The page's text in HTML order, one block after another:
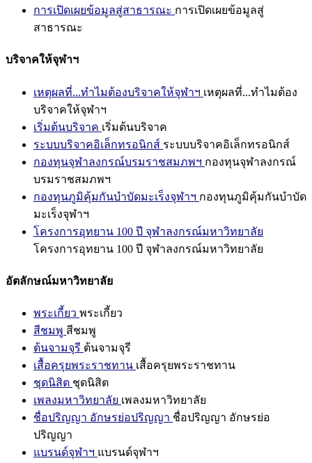
การเปิดเผยข้อมูลสู่สาธารณะ การเปิดเผยข้อมูลสู่
สาธารณะ
บริจาคให้จุฬาฯ
เหตุผลที่...ทำไมต้องบริจาคให้จุฬาฯ เหตุผลที่...ทำไมต้อง
บริจาคให้จุฬาฯ
เริ่มต้นบริจาค เริ่มต้นบริจาค
ระบบบริจาคอิเล็กทรอนิกส์ ระบบบริจาคอิเล็กทรอนิกส์
กองทุนจุฬาลงกรณ์บรมราชสมภพฯ กองทุนจุฬาลงกรณ์
บรมราชสมภพฯ
กองทุนภูมิคุ้มกันบำบัดมะเร็งจุฬาฯ กองทุนภูมิคุ้มกันบำบัด
มะเร็งจุฬาฯ
โครงการอุทยาน 100 ปี จุฬาลงกรณ์มหาวิทยาลัย
โครงการอุทยาน 100 ปี จุฬาลงกรณ์มหาวิทยาลัย
อัตลักษณ์มหาวิทยาลัย
พระเกี้ยว พระเกี้ยว
สีชมพู สีชมพู
ต้นจามจุรี ต้นจามจุรี
เสื้อครุยพระราชทาน เสื้อครุยพระราชทาน
ชุดนิสิต ชุดนิสิต
เพลงมหาวิทยาลัย เพลงมหาวิทยาลัย
ชื่อปริญญา อักษรย่อปริญญา ชื่อปริญญา อักษรย่อ
ปริญญา
แบรนด์จุฬาฯ แบรนด์จุฬาฯ